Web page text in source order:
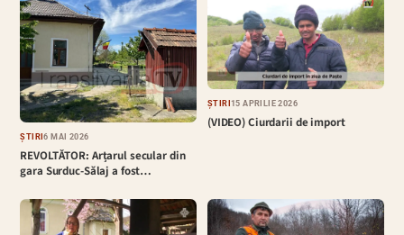
ȘTIRI6 MAI 2026
REVOLTĂTOR: Arțarul secular din
gara Surduc-Sălaj a fost…
ȘTIRI15 APRILIE 2026
(VIDEO) Ciurdarii de import